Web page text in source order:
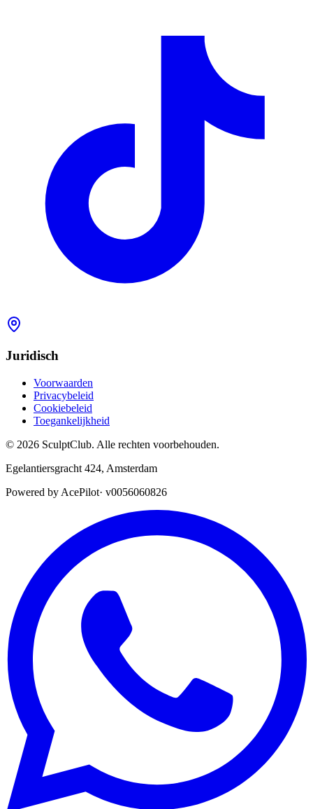
Juridisch
Voorwaarden
Privacybeleid
Cookiebeleid
Toegankelijkheid
© 2026 SculptClub. Alle rechten voorbehouden.
Egelantiersgracht 424, Amsterdam
Powered by AcePilot· v0056060826